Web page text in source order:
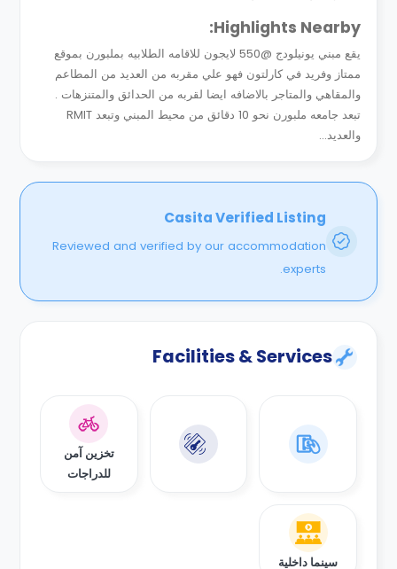
Highlights Nearby:
يقع مبني يونيلودج @550 لايجون للاقامه الطلابيه بملبورن بموقع
ممتاز وفريد في كارلتون فهو علي مقربه من العديد من المطاعم
والمقاهي والمتاجر بالاضافه ايضا لقربه من الحدائق والمتنزهات .
تبعد جامعه ملبورن نحو 10 دقائق من محيط المبني وتبعد RMIT
والعديد...
Casita Verified Listing
Reviewed and verified by our accommodation
experts.
Facilities & Services
تخزين آمن
للدراجات
سينما داخلية